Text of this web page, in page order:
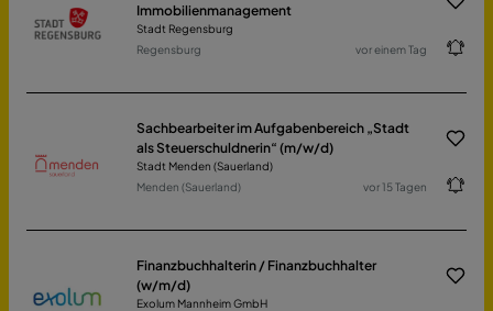
Immobilienmanagement
Stadt Regensburg
Regensburg
vor einem Tag
Sachbearbeiter im Aufgabenbereich „Stadt
als Steuerschuldnerin“ (m/w/d)
Stadt Menden (Sauerland)
Menden (Sauerland)
vor 15 Tagen
Finanzbuchhalterin / Finanzbuchhalter
(w/m/d)
Exolum Mannheim GmbH